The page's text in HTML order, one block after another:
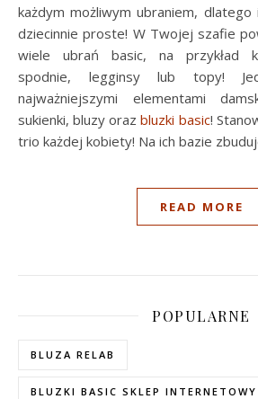
każdym możliwym ubraniem,
dziecinnie proste! W Twojej szafie
wiele ubrań basic, na przykład
spodnie, legginsy lub topy!
najważniejszymi elementami
sukienki, bluzy orazbluzki basic!
trio każdej kobiety! Na ich bazie
READ MORE
POPULARNE
BLUZA RELAB
BLUZKI BASIC SKLEP INTERNETOWY